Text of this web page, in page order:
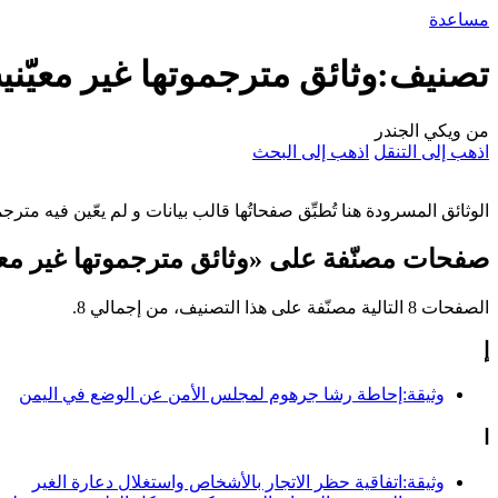
مساعدة
تصنيف:وثائق مترجموتها غير
من ويكي الجندر
اذهب إلى التنقل اذهب إلى البحث
الوثائق المسرودة هنا تُطبِّق صفحاتُها قالب بيانات و لم يعّين فيه
صفحات مصنّفة على «وثائق مترجموتها غير
الصفحات 8 التالية مصنّفة على هذا التصنيف، من إجمالي 8.
وثيقة:إحاطة رشا جرهوم لمجلس الأمن عن الوضع في اليمن
وثيقة:اتفاقية حظر الاتجار بالأشخاص واستغلال دعارة الغير